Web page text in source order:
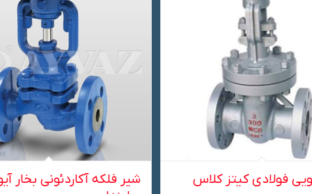
فولادی کیتز کلاس
شیر فلکه آکاردئونی بخار